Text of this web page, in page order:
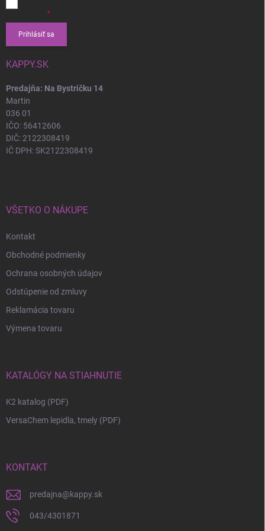
Prihlásiť sa
KAPPY.SK
Predajňa: Na Bystričku 14
Martin
036 01
IČO: 56412606
DIČ: 2122308419
IČ DPH: SK2122308419
VŠETKO O NÁKUPE
Kontakt
Obchodné podmienky
Ochrana osobných údajov
Odstúpenie od zmluvy
Reklamácia tovaru
Výmena tovaru
KATALÓGY NA STIAHNUTIE
K2 katalog (PDF)
VersaChem lepidla, tmely (PDF)
KONTAKT
predajna@kappy.sk
043/4301871